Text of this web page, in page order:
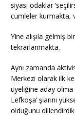
siyasi odaklar
cümleler kurmakta,
Yine alışıla gelmiş
tekrarlanmakta.
Aynı zamanda
Merkezi olarak ilk
üyeliğine aday olma
Lefkoşa’ şiarını
olduğunu dillendirdik.